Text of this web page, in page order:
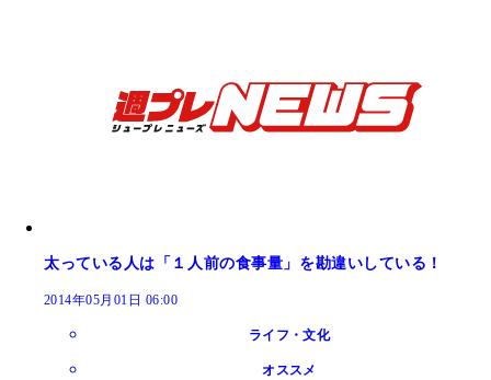
太っている人は「１人前の食事量」を勘違いしている！
2014年05月01日 06:00
ライフ・文化
オススメ